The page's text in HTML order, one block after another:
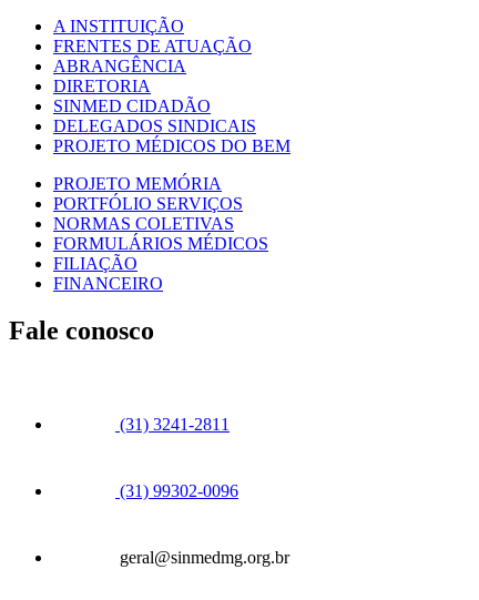
A INSTITUIÇÃO
FRENTES DE ATUAÇÃO
ABRANGÊNCIA
DIRETORIA
SINMED CIDADÃO
DELEGADOS SINDICAIS
PROJETO MÉDICOS DO BEM
PROJETO MEMÓRIA
PORTFÓLIO SERVIÇOS
NORMAS COLETIVAS
FORMULÁRIOS MÉDICOS
FILIAÇÃO
FINANCEIRO
Fale conosco
(31) 3241-2811
(31) 99302-0096
geral@sinmedmg.org.br